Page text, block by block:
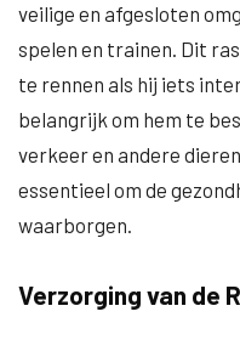
veilige en afgesloten
spelen en trainen. Dit
te rennen als hij iets
belangrijk om hem te
verkeer en andere
essentieel om de
waarborgen.
Verzorging van de